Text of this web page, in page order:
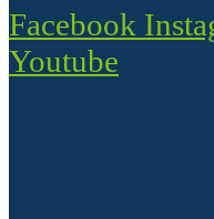
Facebook
Youtube